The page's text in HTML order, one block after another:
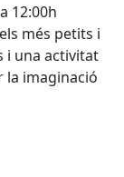
12:00h
més petits i
i una activitat
la imaginació